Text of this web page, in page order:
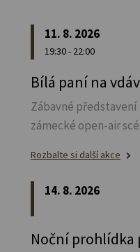
11. 8. 2026
19:30 - 22:00
Bílá paní na
Zábavné
zámecké open-air
Rozbalte si další akce
14. 8. 2026
Noční prohlídka